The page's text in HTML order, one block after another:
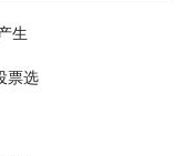
生
票选